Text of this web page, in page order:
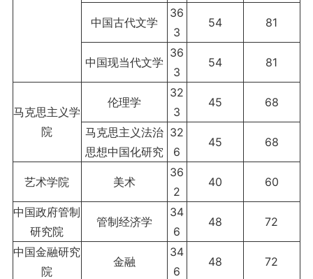
中国古代文学
36
3
54 81
中国现当代文学
36
3
54 81
马克思主义学
院
伦理学
32
3
45 68
马克思主义法治
思想中国化研究
32
6
45 68
艺术学院 美术
36
2
40 60
中国政府管制
研究院
管制经济学
34
6
48 72
中国金融研究
院
金融
34
6
48 72